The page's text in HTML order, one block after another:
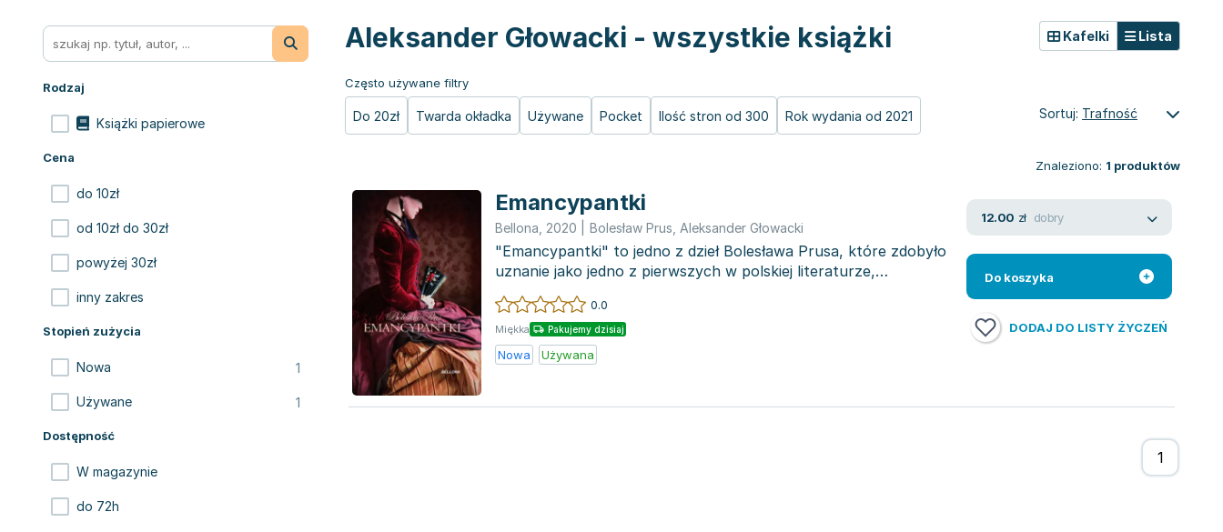
Rodzaj
Książki papierowe
Cena
do 10zł
od 10zł do 30zł
powyżej 30zł
inny zakres
Stopień zużycia
Nowa 1
Używane 1
Dostępność
W magazynie
do 72h
Aleksander Głowacki - wszystkie książki
Często używane filtry
Do 20zł Twarda okładka Używane Pocket Ilość stron od 300 Rok wydania od 2021
Kafelki Lista
Sortuj: Trafność
Znaleziono: 1 produktów
Emancypantki
Bellona 2020 Bolesław Prus Aleksander Głowacki
"Emancypantki" to jedno z dzieł Bolesława Prusa, które zdobyło
uznanie jako jedno z pierwszych w polskiej literaturze,
skupiającyc...
0.0
Miękka Pakujemy dzisiaj
Nowa Używana
12.00 zł dobry
Do koszyka
DODAJ DO LISTY ŻYCZEŃ